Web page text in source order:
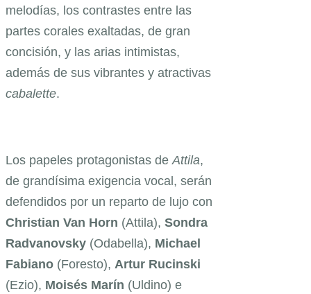
melodías, los contrastes entre las
partes corales exaltadas, de gran
concisión, y las arias intimistas,
además de sus vibrantes y atractivas
cabalette.
Los papeles protagonistas de Attila,
de grandísima exigencia vocal, serán
defendidos por un reparto de lujo con
Christian Van Horn (Attila), Sondra
Radvanovsky (Odabella), Michael
Fabiano (Foresto), Artur Rucinski
(Ezio), Moisés Marín (Uldino) e